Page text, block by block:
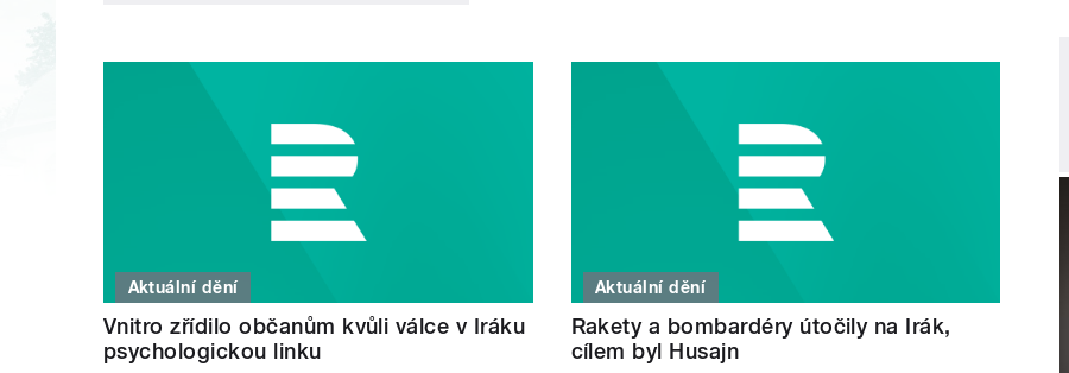
Aktuální dění
Vnitro zřídilo občanům kvůli válce v Iráku
psychologickou linku
Aktuální dění
Rakety a bombardéry útočily na Irák,
cílem byl Husajn